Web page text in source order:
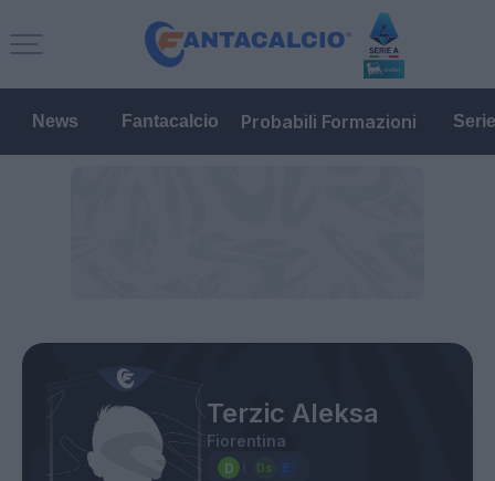
News Fantacalcio Probabili Formazioni
Terzic Aleksa
Fiorentina